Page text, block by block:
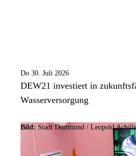
Do 30. Juli 2026
DEW21 investiert in
Wasserversorgung
Bild: Stadt Dortmund / Leopold